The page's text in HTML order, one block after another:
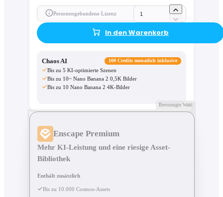
Personengebundene Lizenz
In den Warenkorb
Chaos AI 100 Credits monatlich inklusive
Bis zu 5 KI-optimierte Szenen
Bis zu 10~ Nano Banana 2 0,5K Bilder
Bis zu 10 Nano Banana 2 4K-Bilder
Bevorzugte Wahl
Enscape Premium
Mehr KI-Leistung und eine riesige Asset-
Bibliothek
Enthält zusätzlich
Bis zu 10.000 Cosmos-Assets